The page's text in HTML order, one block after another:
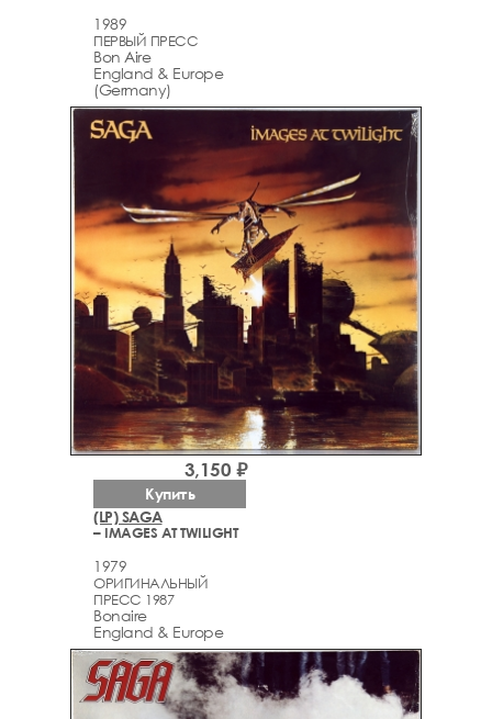
1989
ПЕРВЫЙ ПРЕСС
Bon Aire
England & Europe
(Germany)
(LP) SAGA
– IMAGES AT TWILIGHT
1979
ОРИГИНАЛЬНЫЙ
ПРЕСС 1987
Bonaire
England & Europe
3,150 ₽
Купить